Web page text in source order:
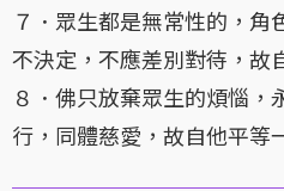
７．眾生都是無常性的，
不決定，不應差別對待，故
８．佛只放棄眾生的煩惱，
行，同體慈愛，故自他平等